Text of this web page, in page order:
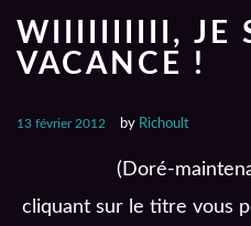
WIIIIIIIIII, JE
VACANCE !
13 février 2012 by Richoult
(Doré-
cliquant sur le titre vous